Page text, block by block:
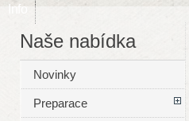
Info
Naše nabídka
Novinky
Preparace